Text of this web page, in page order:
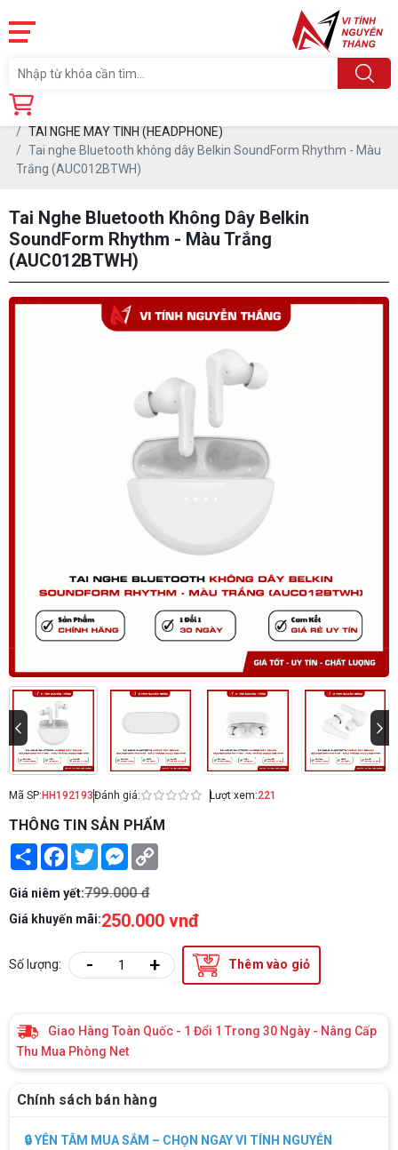
Trang chủ
TAI NGHE MÁY TÍNH (HEADPHONE)
Tai nghe Bluetooth không dây Belkin SoundForm Rhythm - Màu
Trắng (AUC012BTWH)
Tai Nghe Bluetooth Không Dây Belkin
SoundForm Rhythm - Màu Trắng
(AUC012BTWH)
Mã SP: HH192193Đánh giá: Lượt xem:221
THÔNG TIN SẢN PHẨM
Share Facebook
TwitterMessenger
Giá niêm yết:799.000 đ
Giá khuyến mãi:250.000 vnđ
Số lượng: - + Thêm vào giỏ
Giao Hàng Toàn Quốc - 1 Đổi 1 Trong 30 Ngày - Nâng Cấp
Thu Mua Phòng Net
Chính sách bán hàng
🔒 YÊN TÂM MUA SẮM – CHỌN NGAY VI TÍNH NGUYỄN